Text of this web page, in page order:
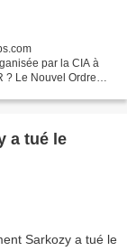
par la CIA à
? Le Nouvel Ordre
a tué le